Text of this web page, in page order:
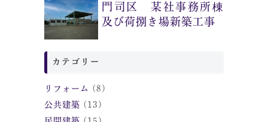
門司区 某社事務所棟
及び荷捌き場新築工事
カテゴリー
リフォーム
(8)
公共建築 (13)